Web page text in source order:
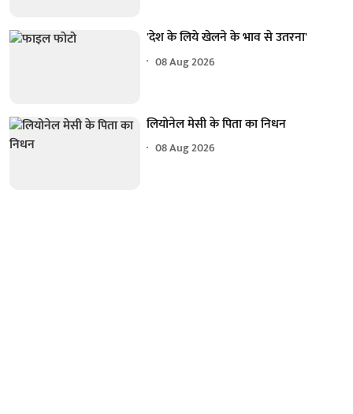
'देश के लिये खेलने के भाव से उतरना'
08 Aug 2026
लियोनेल मेसी के पिता का निधन
08 Aug 2026